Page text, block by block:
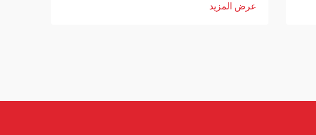
وخصائص الأداء. وقد ثوّرت تقنيات الطلاء
عرض المزيد